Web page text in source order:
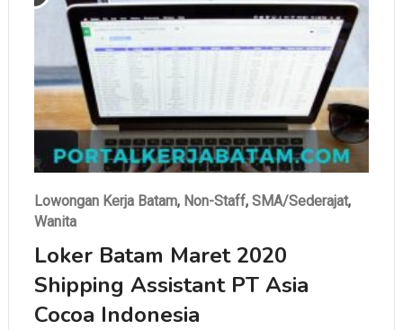
Lowongan Kerja Batam, Non-Staff, SMA/Sederajat,
Wanita
Loker Batam Maret 2020
Shipping Assistant PT Asia
Cocoa Indonesia